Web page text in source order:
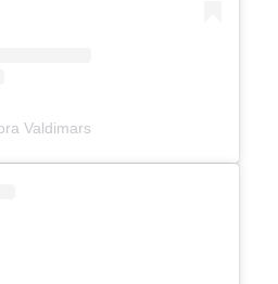
Valdimars